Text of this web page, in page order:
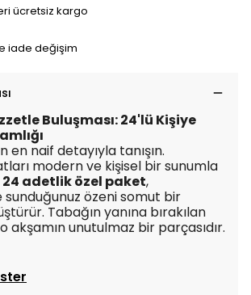
ücretsiz kargo
iade değişim
Buluşması: 24'lü Kişiye
en naif detayıyla tanışın.
modern ve kişisel bir sunumla
24 adetlik özel paket,
sunduğunuz özeni somut bir
Tabağın yanına bırakılan
akşamın unutulmaz bir parçasıdır.